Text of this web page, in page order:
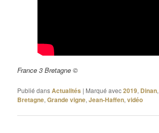
France 3 Bretagne ©
Publié dansActualités | Marqué avec2019, Dinan,
Bretagne,Grande vigne,Jean-Haffen,vidéo